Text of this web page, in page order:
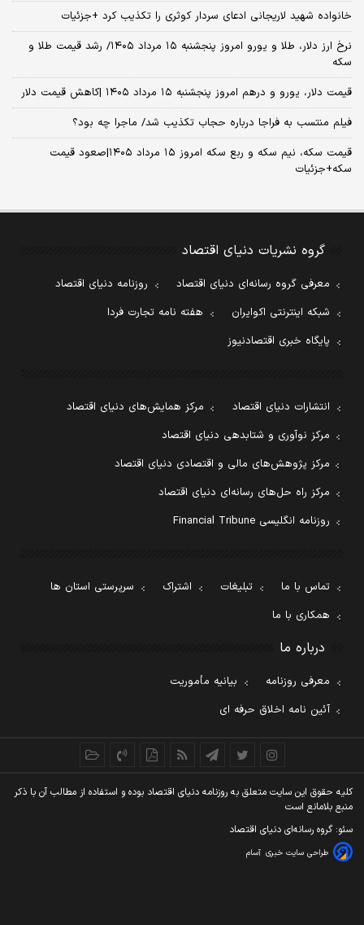
خانواده شهید لاریجانی ادعای سردار کوثری را تکذیب کرد +جزئیات
نرخ ارز دلار، طلا و یورو امروز پنجشنبه ۱۵ مرداد ۱۴۰۵/ رشد قیمت طلا و
سکه
قیمت دلار، یورو و درهم امروز پنجشنبه ۱۵ مرداد ۱۴۰۵ |کاهش قیمت دلار
فیلم منتسب به فراجا درباره حجاب تکذیب شد/ ماجرا چه بود؟
قیمت سکه، نیم سکه و ربع سکه امروز ۱۵ مرداد ۱۴۰۵|صعود قیمت
سکه+جزئیات
گروه نشریات دنیای اقتصاد
معرفی گروه رسانه‌ای دنیای اقتصاد
روزنامه دنیای اقتصاد
شبکه اینترنتی اکوایران
هفته نامه تجارت فردا
پایگاه خبری اقتصادنیوز
انتشارات دنیای اقتصاد
مرکز همایش‌های دنیای اقتصاد
مرکز نوآوری و شتابدهی دنیای اقتصاد
مرکز پژوهش‌های مالی و اقتصادی دنیای اقتصاد
مرکز راه حل‌های رسانه‌ای دنیای اقتصاد
روزنامه انگلیسی Financial Tribune
تماس با ما تبلیغات اشتراک
سرپرستی استان ها
همکاری با ما
درباره ما
معرفی روزنامه
بیانیه مأموریت
آئین نامه اخلاق حرفه ای
کليه حقوق اين سايت متعلق به روزنامه دنيای اقتصاد بوده و استفاده از مطالب آن با ذکر
منبع بلامانع است
سئو: گروه رسانه‌ای دنیای اقتصاد
طراحی سایت خبری آسام